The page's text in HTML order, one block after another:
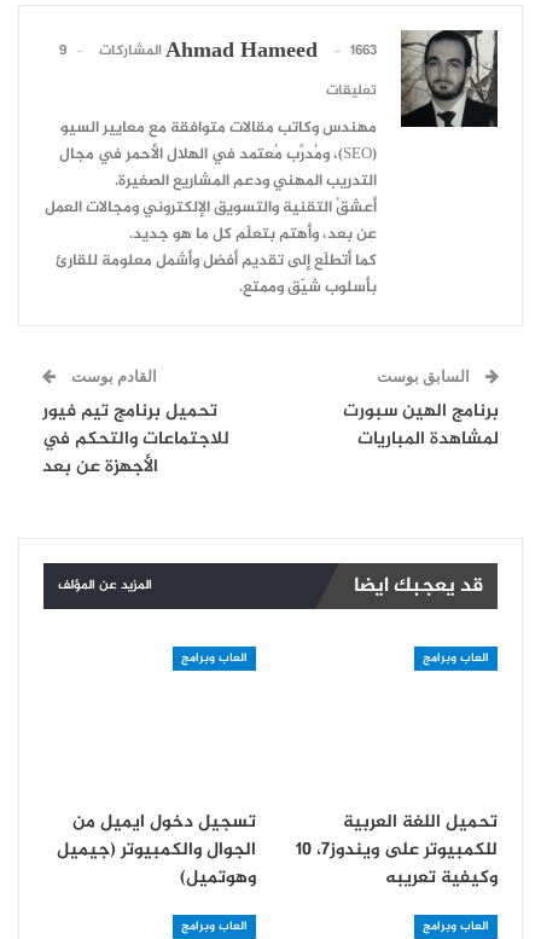
Ahmad Hameed 1663 المشاركات
9
تعليقات
مهندس وكاتب مقالات متوافقة مع معايير السيو
(SEO)، ومُدرِّب مُعتمد في الهلال الأحمر في مجال
التدريب المهني ودعم المشاريع الصغيرة.
أعشقُ التقنية والتسويق الإلكتروني ومجالات العمل
عن بعد، وأهتم بتعلّم كل ما هو جديد.
كما أتطلّع إلى تقديم أفضل وأشمل معلومة للقارئ
بأسلوب شيّق وممتع.
السابق بوست
برنامج الهين سبورت
لمشاهدة المباريات
القادم بوست
تحميل برنامج تيم فيور
للاجتماعات والتحكم في
الأجهزة عن بعد
قد يعجبك ايضا المزيد عن المؤلف
العاب وبرامج
تحميل اللغة العربية
للكمبيوتر على ويندوز7، 10
وكيفية تعريبه
العاب وبرامج
تسجيل دخول ايميل من
الجوال والكمبيوتر (جيميل
وهوتميل)
العاب وبرامج العاب وبرامج